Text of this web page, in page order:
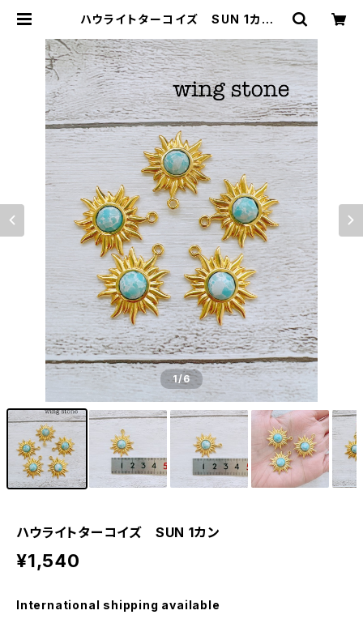
ハウライトターコイズ SUN 1カン |
1/6
ハウライトターコイズ SUN 1カン
¥1,540
International shipping available